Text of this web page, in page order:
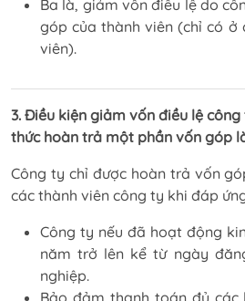
Ba là, giảm vốn điều lệ do
góp của thành viên (chỉ có ở
viên).
3. Điều kiện giảm vốn điều lệ
thức hoàn trả một phần vốn góp
Công ty chỉ được hoàn trả vốn
các thành viên công ty khi đáp
Công ty nếu đã hoạt động
năm trở lên kể từ ngày
nghiệp.